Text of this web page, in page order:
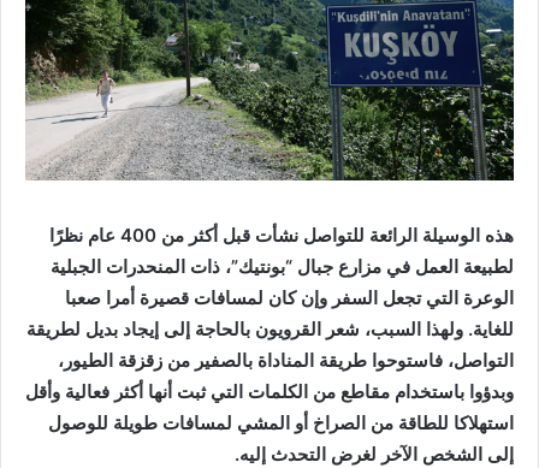
هذه الوسيلة الرائعة للتواصل نشأت قبل أكثر من 400 عام نظرًا
لطبيعة العمل في مزارع جبال “بونتيك”، ذات المنحدرات الجبلية
الوعرة التي تجعل السفر وإن كان لمسافات قصيرة أمرا صعبا
للغاية. ولهذا السبب، شعر القرويون بالحاجة إلى إيجاد بديل لطريقة
التواصل، فاستوحوا طريقة المناداة بالصفير من زقزقة الطيور،
وبدؤوا باستخدام مقاطع من الكلمات التي ثبت أنها أكثر فعالية وأقل
استهلاكا للطاقة من الصراخ أو المشي لمسافات طويلة للوصول
إلى الشخص الآخر لغرض التحدث إليه.